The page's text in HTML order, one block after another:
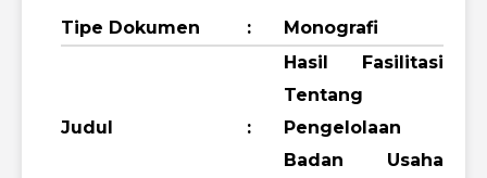
Tipe Dokumen : Monografi
Judul :
Hasil Fasilitasi
Tentang
Pengelolaan
Badan Usaha